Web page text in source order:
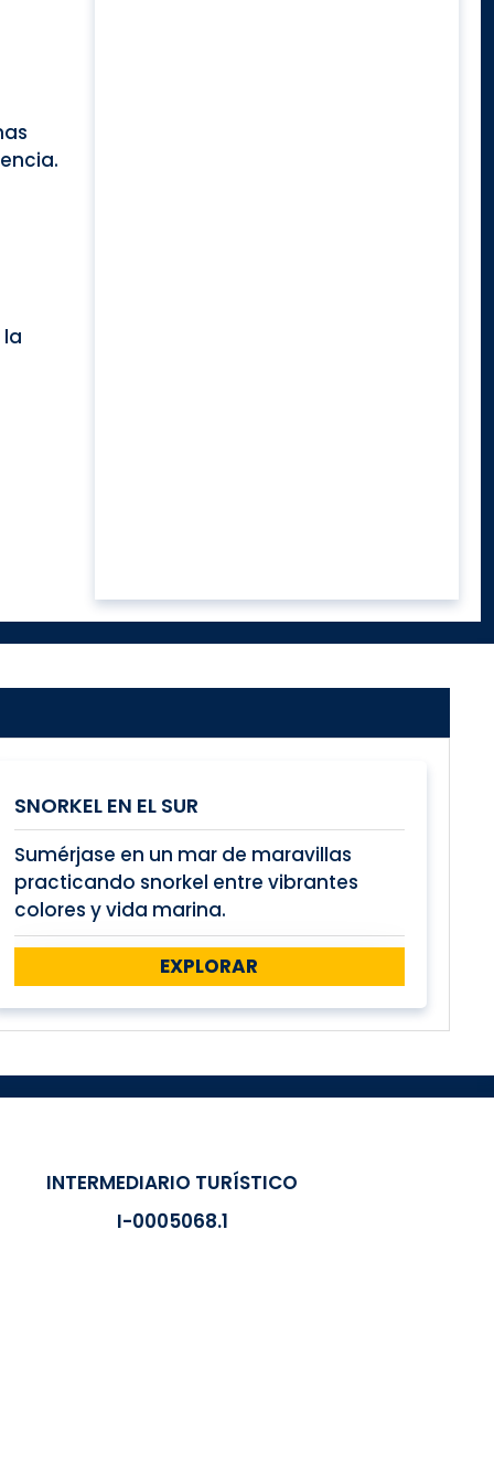
SNORKEL EN EL SUR
Sumérjase en un mar de maravillas
practicando snorkel entre vibrantes
colores y vida marina.
EXPLORAR
INTERMEDIARIO TURÍSTICO
I-0005068.1